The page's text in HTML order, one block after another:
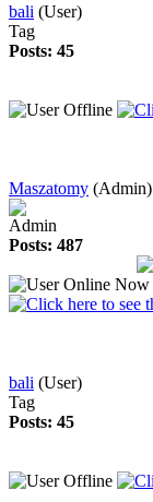
bali (User)
Tag
Posts: 45
Maszatomy (Admin)
Admin
Posts: 487
bali (User)
Tag
Posts: 45